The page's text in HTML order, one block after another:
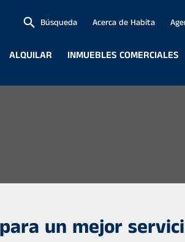
ALQUILAR INMUEBLES COMERCIALES
Búsqueda Acerca de Habita
un mejor